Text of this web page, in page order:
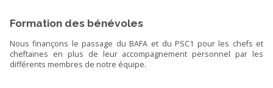
Formation des bénévoles
Nous finançons le passage du BAFA et du PSC1 pour les chefs et
cheftaines en plus de leur accompagnement personnel par les
différents membres de notre équipe.